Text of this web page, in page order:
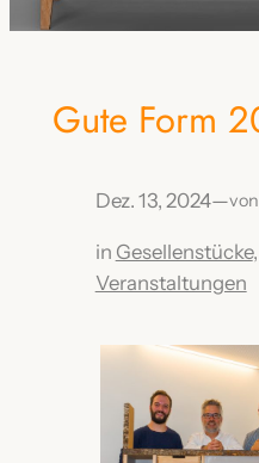
Gute Form
Dez. 13, 2024—von
in Gesellenstücke,
Veranstaltungen